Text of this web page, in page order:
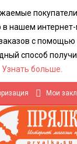
нашем интернет-
с помощью
способ
Узнать больше.
Мои